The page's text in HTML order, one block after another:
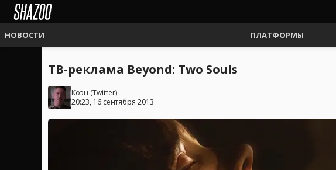
НОВОСТИ ПЛАТФОРМЫ
ТВ-реклама Beyond: Two Souls
Коэн (Twitter)
20:23, 16 сентября 2013